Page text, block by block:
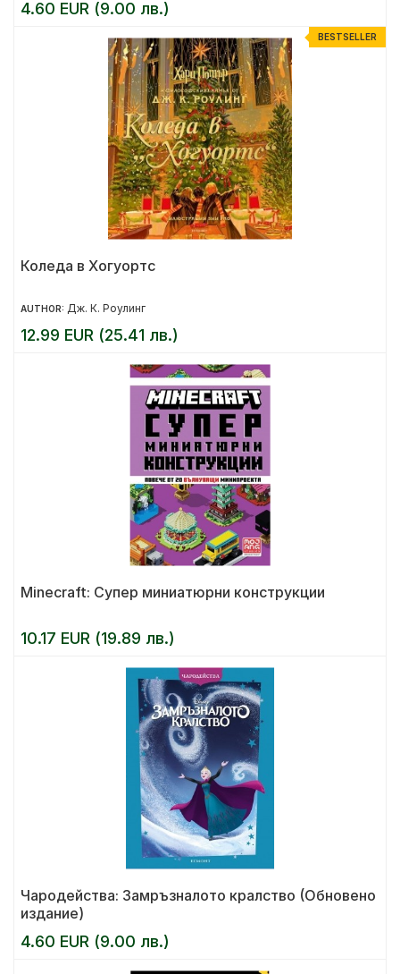
4.60 EUR (9.00 лв.)
BESTSELLER
Коледа в Хогуортс
AUTHOR: Дж. К. Роулинг
12.99 EUR (25.41 лв.)
Minecraft: Супер миниатюрни конструкции
10.17 EUR (19.89 лв.)
Чародейства: Замръзналото кралство (Обновено
издание)
4.60 EUR (9.00 лв.)